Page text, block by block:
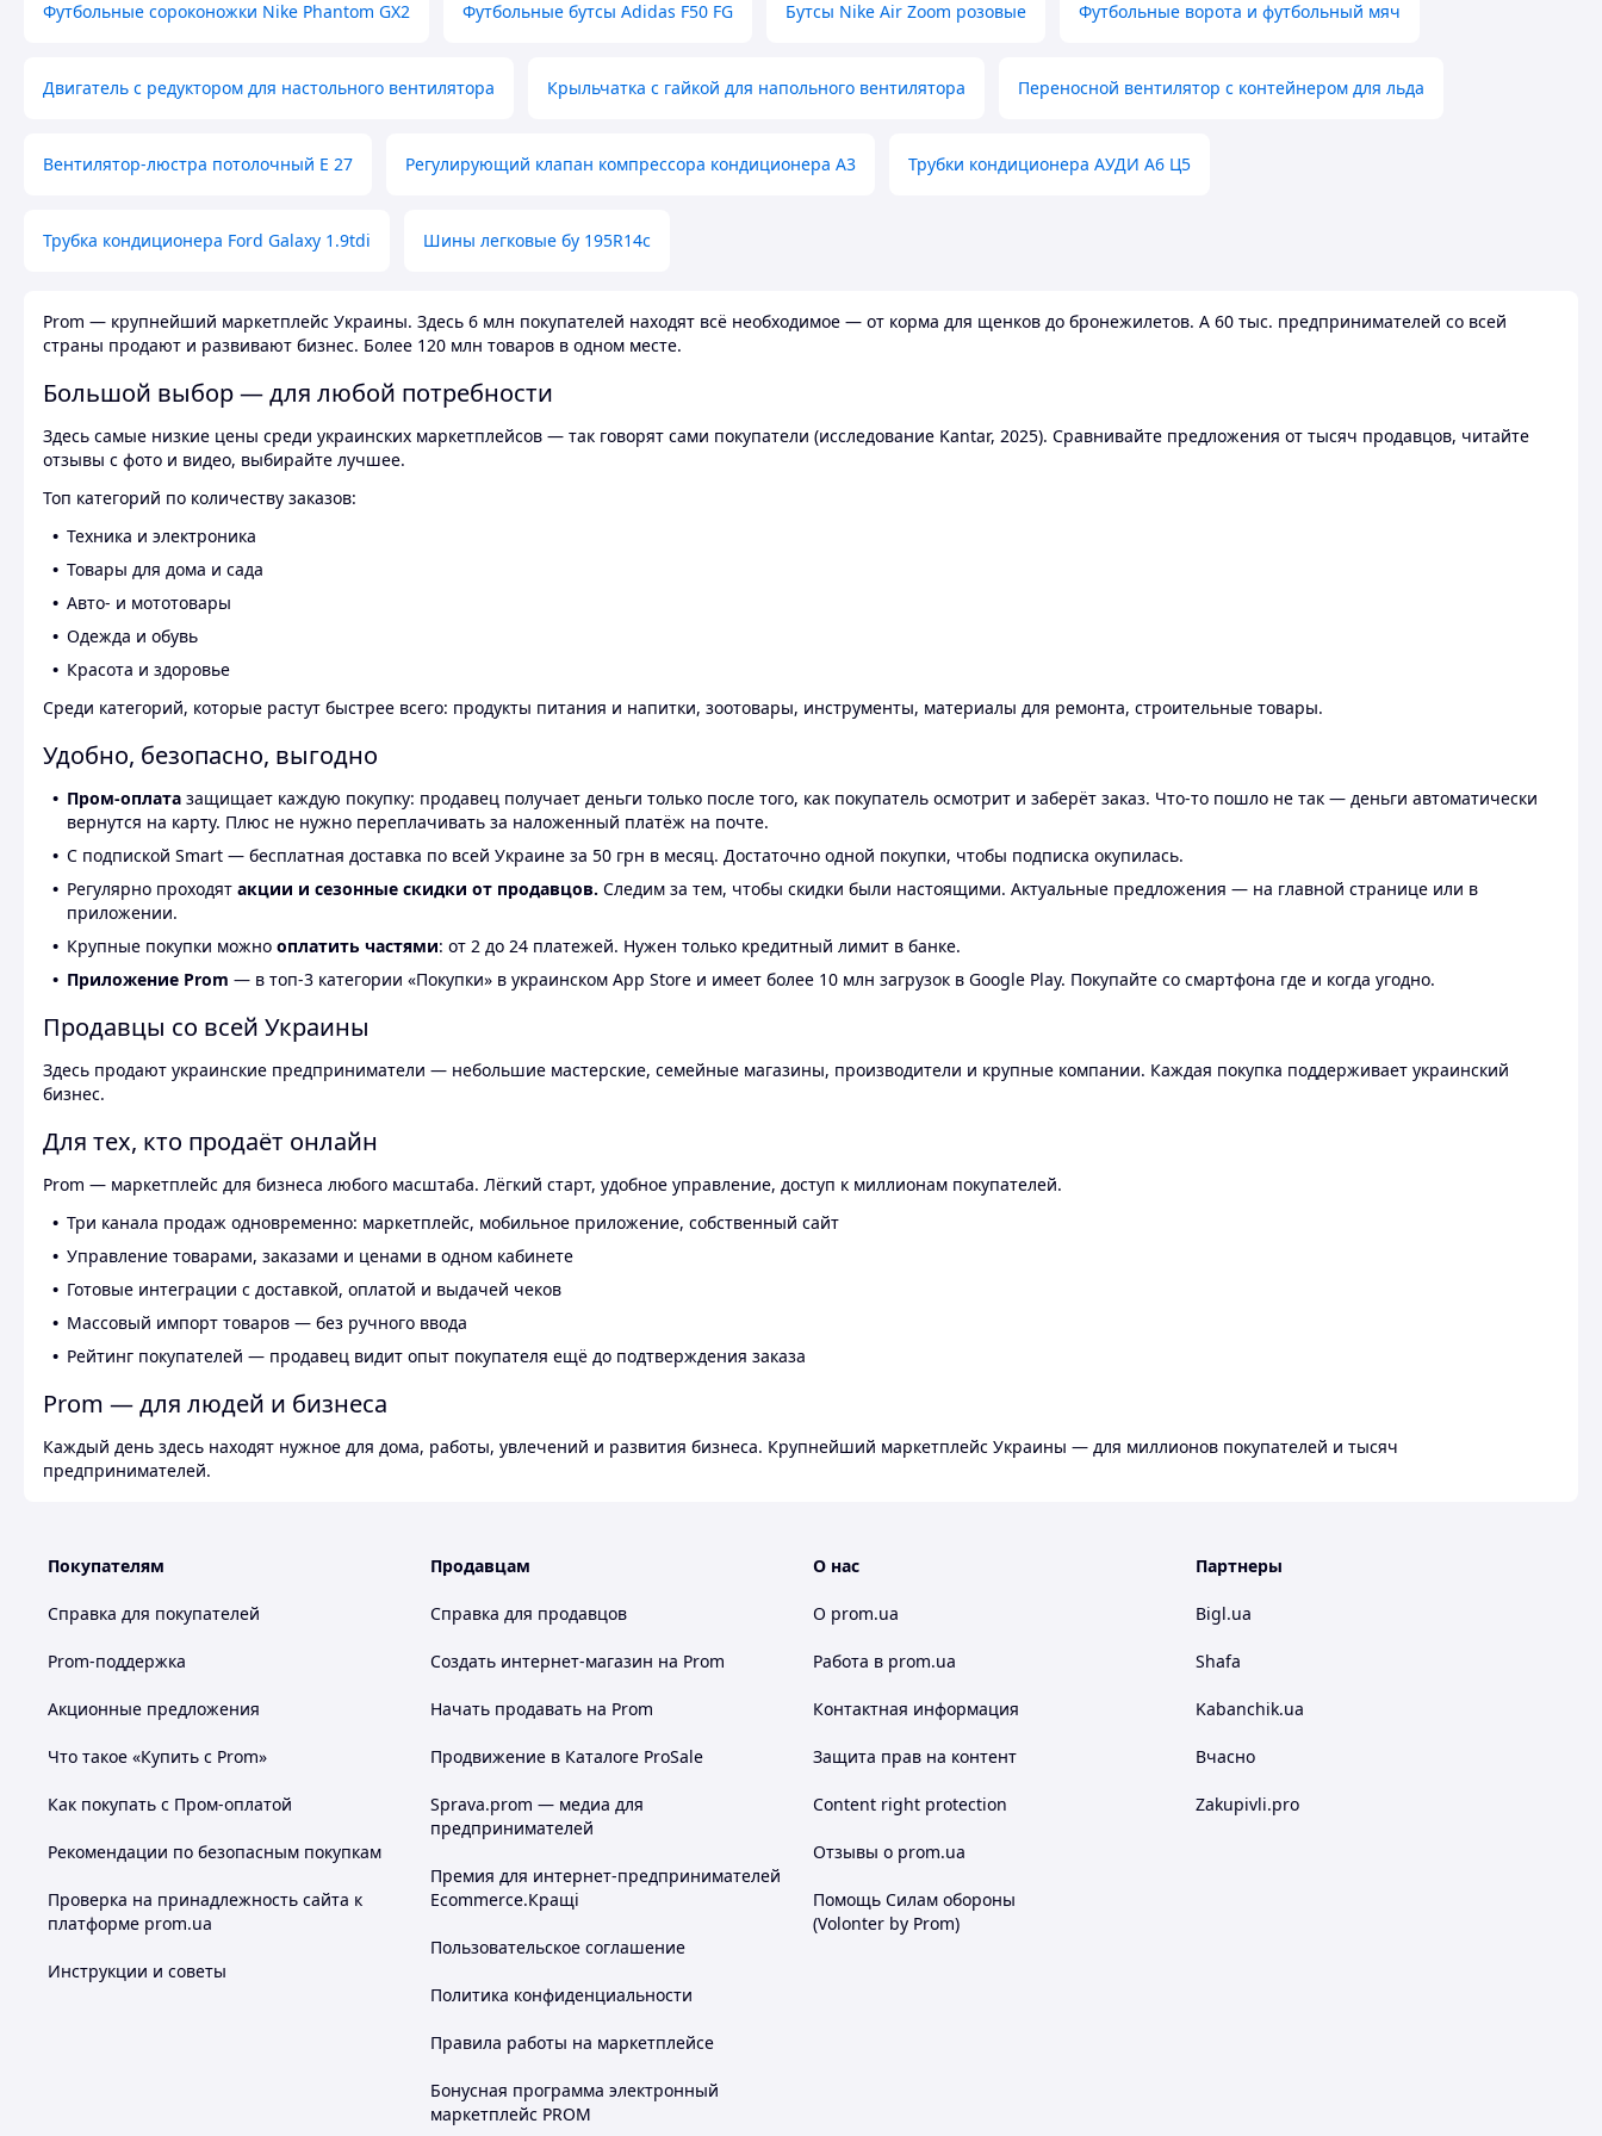
Футбольные сороконожки Nike Phantom GX2 Футбольные бутсы Adidas F50 FG Бутсы Nike Air Zoom розовые Футбольные ворота и футбольный мяч
Двигатель с редуктором для настольного вентилятора Крыльчатка с гайкой для напольного вентилятора Переносной вентилятор с контейнером для льда
Вентилятор-люстра потолочный E 27 Регулирующий клапан компрессора кондиционера А3 Трубки кондиционера АУДИ А6 Ц5
Трубка кондиционера Ford Galaxy 1.9tdi Шины легковые бу 195R14c
Prom — крупнейший маркетплейс Украины. Здесь 6 млн покупателей находят всё необходимое — от корма для щенков до бронежилетов. А 60 тыс. предпринимателей со всей
страны продают и развивают бизнес. Более 120 млн товаров в одном месте.
Большой выбор — для любой потребности
Здесь самые низкие цены среди украинских маркетплейсов — так говорят сами покупатели (исследование Kantar, 2025). Сравнивайте предложения от тысяч продавцов, читайте
отзывы с фото и видео, выбирайте лучшее.
Топ категорий по количеству заказов:
Техника и электроника
Товары для дома и сада
Авто- и мототовары
Одежда и обувь
Красота и здоровье
Среди категорий, которые растут быстрее всего: продукты питания и напитки, зоотовары, инструменты, материалы для ремонта, строительные товары.
Удобно, безопасно, выгодно
Пром-оплата защищает каждую покупку: продавец получает деньги только после того, как покупатель осмотрит и заберёт заказ. Что-то пошло не так — деньги автоматически
вернутся на карту. Плюс не нужно переплачивать за наложенный платёж на почте.
С подпиской Smart — бесплатная доставка по всей Украине за 50 грн в месяц. Достаточно одной покупки, чтобы подписка окупилась.
Регулярно проходят акции и сезонные скидки от продавцов. Следим за тем, чтобы скидки были настоящими. Актуальные предложения — на главной странице или в
приложении.
Крупные покупки можно оплатить частями: от 2 до 24 платежей. Нужен только кредитный лимит в банке.
Приложение Prom — в топ-3 категории «Покупки» в украинском App Store и имеет более 10 млн загрузок в Google Play. Покупайте со смартфона где и когда угодно.
Продавцы со всей Украины
Здесь продают украинские предприниматели — небольшие мастерские, семейные магазины, производители и крупные компании. Каждая покупка поддерживает украинский
бизнес.
Для тех, кто продаёт онлайн
Prom — маркетплейс для бизнеса любого масштаба. Лёгкий старт, удобное управление, доступ к миллионам покупателей.
Три канала продаж одновременно: маркетплейс, мобильное приложение, собственный сайт
Управление товарами, заказами и ценами в одном кабинете
Готовые интеграции с доставкой, оплатой и выдачей чеков
Массовый импорт товаров — без ручного ввода
Рейтинг покупателей — продавец видит опыт покупателя ещё до подтверждения заказа
Prom — для людей и бизнеса
Каждый день здесь находят нужное для дома, работы, увлечений и развития бизнеса. Крупнейший маркетплейс Украины — для миллионов покупателей и тысяч
предпринимателей.
Покупателям
Справка для покупателей
Prom-поддержка
Акционные предложения
Что такое «Купить с Prom»
Как покупать с Пром-оплатой
Рекомендации по безопасным покупкам
Проверка на принадлежность сайта к
платформе prom.ua
Инструкции и советы
Продавцам
Справка для продавцов
Создать интернет-магазин на Prom
Начать продавать на Prom
Продвижение в Каталоге ProSale
Sprava.prom — медиа для
предпринимателей
Премия для интернет-предпринимателей
Ecommerce.Кращі
Пользовательское соглашение
Политика конфиденциальности
Правила работы на маркетплейсе
Бонусная программа электронный
маркетплейс PROM
О нас
О prom.ua
Работа в prom.ua
Контактная информация
Защита прав на контент
Content right protection
Отзывы о prom.ua
Помощь Силам обороны
(Volonter by Prom)
Партнеры
Bigl.ua
Shafa
Kabanchik.ua
Вчасно
Zakupivli.pro